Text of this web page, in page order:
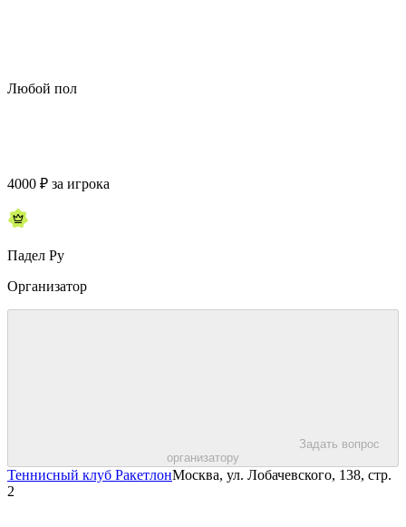
Любой пол
4000 ₽ за игрока
Падел Ру
Организатор
Задать вопрос
организатору
Теннисный клуб РакетлонМосква, ул. Лобачевского, 138, стр.
2